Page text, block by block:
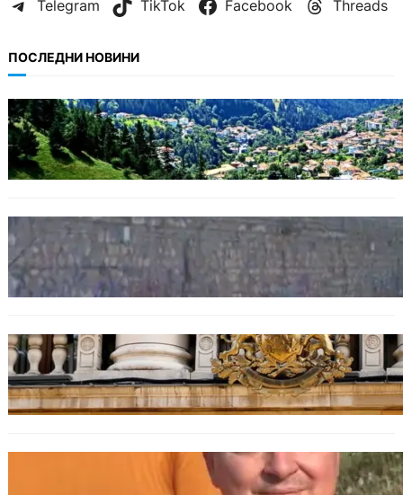
Telegram TikTok Facebook Threads
ПОСЛЕДНИ НОВИНИ
БЪЛГАРИЯ
Полицията алармира за нова схема с
фалшиви лечители и „вълшебни“ мехлеми
БЪЛГАРИЯ
Ограничават движението по улица
„Вълноломна“ във Варна
БЪЛГАРИЯ
Дрон навлезе в България край границата с
Румъния
МЗХ: Ловните билети ще могат да се